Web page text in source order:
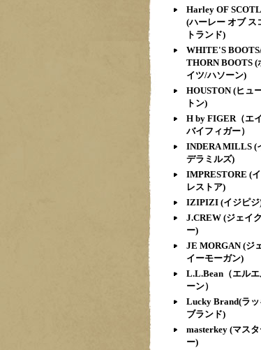
Harley OF
(ハーレー オブ ス
トランド)
WHITE'S
THORN BOOTS (
イツ/ハソーン)
HOUSTON (ヒュ
トン)
H by FIGER（エ
バイフィガー）
INDERA MILLS (
デラミルズ)
IMPRESTORE (
レストア)
IZIPIZI (イジピジ
J.CREW (ジェイ
ー)
JE MORGAN (ジ
イーモーガン)
L.L.Bean（エル
ーン）
Lucky Brand(ラ
ブランド)
masterkey (マス
ー)